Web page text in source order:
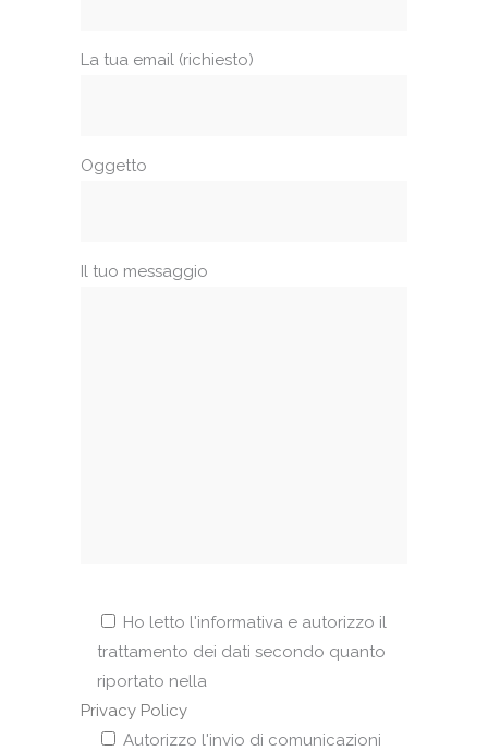
La tua email (richiesto)
Oggetto
Il tuo messaggio
Ho letto l'informativa e autorizzo il
trattamento dei dati secondo quanto
riportato nella
Privacy Policy
Autorizzo l'invio di comunicazioni